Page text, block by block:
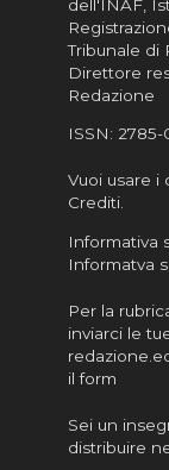
dell'INAF,
Tribunale di
Direttore
Redazione
ISSN: 2785-
Vuoi usare i
Crediti.
Informativa
Informatva
Per la
inviarci le
il form
Sei un
distribuire